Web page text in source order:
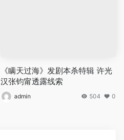
《瞒天过海》发剧本杀特辑 许光
汉张钧甯透露线索
admin 504 0